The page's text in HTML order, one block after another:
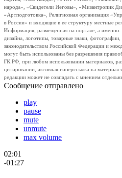
народа», «Свидетели Иеговы», «Мизантропик
«Артподготовка», Религиозная организация
в России» и входящие в ее структуру местные
Информация, размещенная на портале, а именно:
дизайна, логотипы, товарные знаки,
законодательством Российской Федерации и
могут быть использованы без разрешения
ГК РФ, при любом использовании материалов,
цитировании, активная гиперссылка на материал
редакции может не совпадать с мнением
Сообщение отправлено
play
pause
mute
unmute
max volume
02:01
-01:27